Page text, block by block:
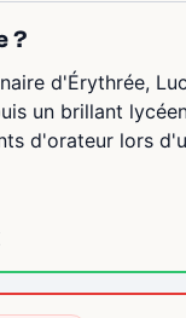
?
d'Érythrée,
un brillant
d'orateur lors